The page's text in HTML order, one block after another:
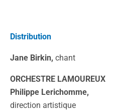
Distribution
Jane Birkin, chant
ORCHESTRE LAMOUREUX
Philippe Lerichomme,
direction artistique